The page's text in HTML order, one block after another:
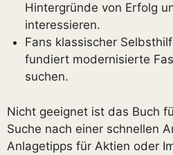
Hintergründe von Erfolg
interessieren.
Fans klassischer
fundiert modernisierte
suchen.
Nicht geeignet ist das Buch
Suche nach einer schnellen
Anlagetipps für Aktien oder